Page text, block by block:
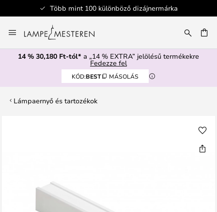
Több mint 100 különböző dizájnermárka
a
tartalomhoz
14 % 30,180 Ft-tól* a „14 % EXTRA” jelölésű termékekre
Fedezze fel
KÓD:BEST MÁSOLÁS
Lámpaernyő és tartozékok